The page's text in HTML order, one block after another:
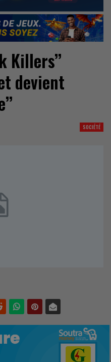
Killers’’
devient
SOCIÉTÉ